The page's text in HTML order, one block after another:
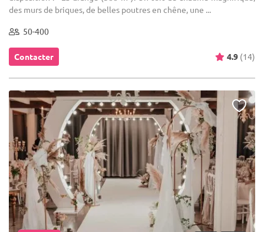
des murs de briques, de belles poutres en chêne, une ...
50-400
Contacter 4.9 (14)